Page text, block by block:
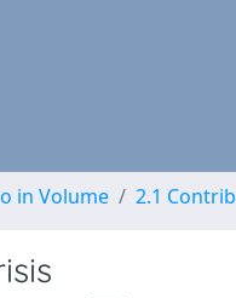
in Volume 2.1